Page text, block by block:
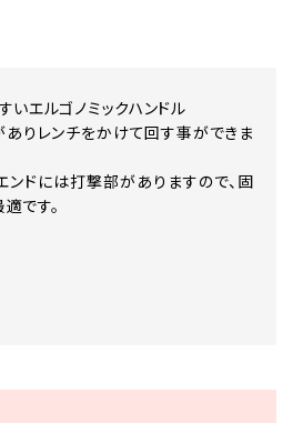
いエルゴノミックハンドル
りレンチをかけて回す事ができま
ンドには打撃部がありますので、固
です。